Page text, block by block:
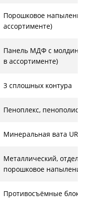
Порошковое
ассортименте)
Панель МДФ с
в ассортименте)
3 сплошных контура
Пеноплекс,
Минеральная вата
Металлический,
порошковое напыление
Противосъёмные